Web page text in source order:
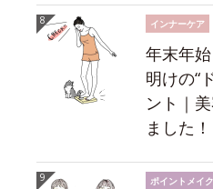
インナーケア
年末年
明けの“
ント｜
ました！
ポイントメイク